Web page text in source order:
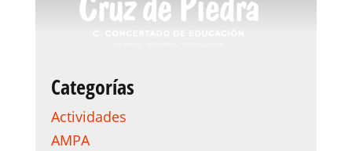
Categorías
Actividades
AMPA